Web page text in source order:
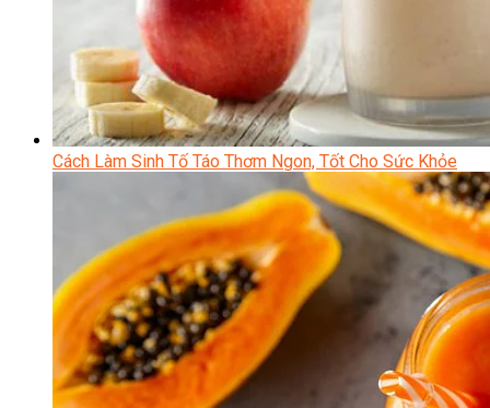
Cách Làm Sinh Tố Táo Thơm Ngon, Tốt Cho Sức Khỏe